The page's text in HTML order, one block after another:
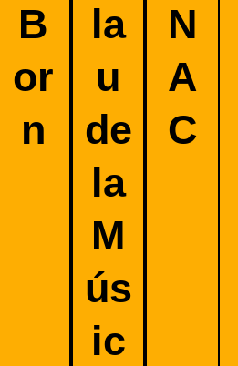
B
or
n
la
u
de
la
M
ús
ic
N
A
C